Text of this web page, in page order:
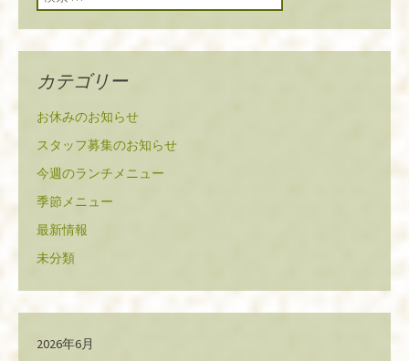
カテゴリー
お休みのお知らせ
スタッフ募集のお知らせ
今週のランチメニュー
季節メニュー
最新情報
未分類
2026年6月